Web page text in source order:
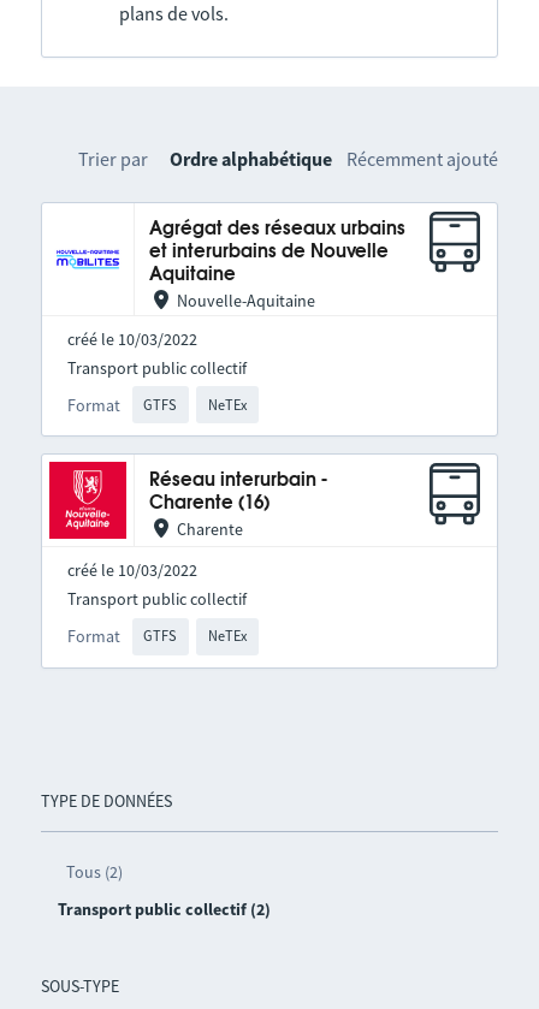
plans de vols.
TYPE DE DONNÉES
Tous (2)
Transport public collectif (2)
SOUS-TYPE
Trier par Ordre alphabétique Récemment ajouté
Agrégat des réseaux urbains
et interurbains de Nouvelle
Aquitaine
Nouvelle-Aquitaine
créé le 10/03/2022
Format GTFS NeTEx
Transport public collectif
Réseau interurbain -
Charente (16)
Charente
créé le 10/03/2022
Format GTFS NeTEx
Transport public collectif